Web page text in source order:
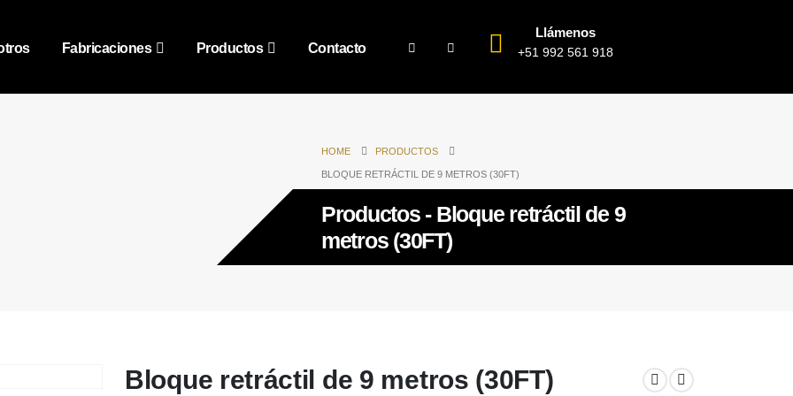
Fabricaciones Productos Contacto
Llámenos
+51 992 561 918
HOME PRODUCTOS
BLOQUE RETRÁCTIL DE 9 METROS (30FT)
Productos - Bloque retráctil de 9
metros (30FT)
Bloque retráctil de 9 metros (30FT)